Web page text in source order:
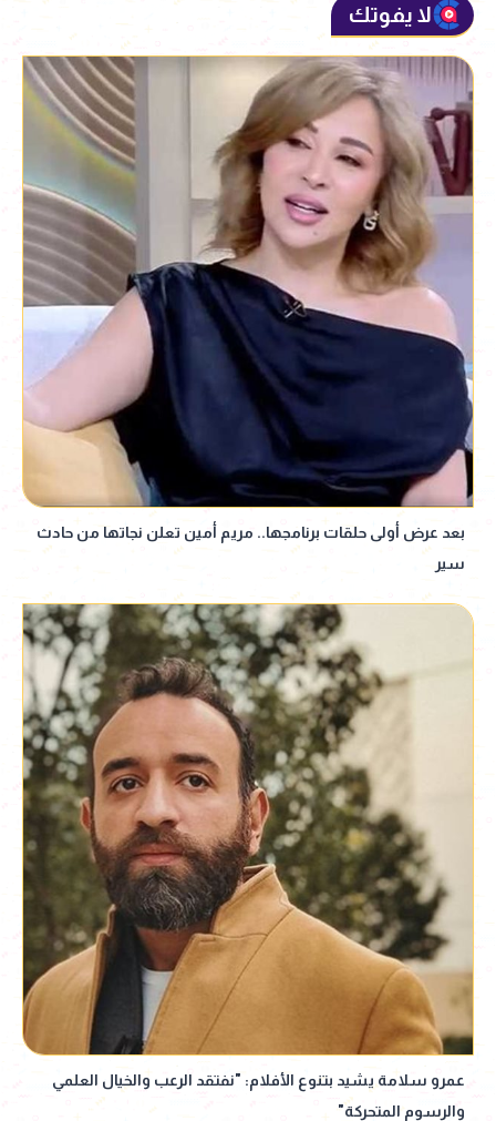
لا يفوتك
بعد عرض أولى حلقات برنامجها.. مريم أمين تعلن نجاتها من حادث
سير
عمرو سلامة يشيد بتنوع الأفلام: "نفتقد الرعب والخيال العلمي
والرسوم المتحركة"